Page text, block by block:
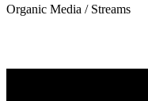
Organic Media / Streams